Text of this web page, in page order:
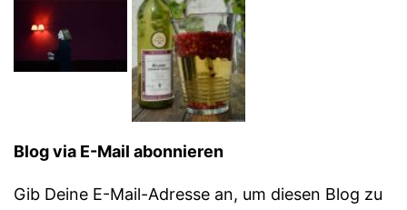
Blog via E-Mail abonnieren
Gib Deine E-Mail-Adresse an, um diesen Blog zu